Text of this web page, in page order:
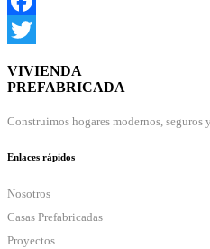
Facebook
VIVIENDA
PREFABRICADA
Construimos hogares modernos,
Enlaces rápidos
Nosotros
Casas Prefabricadas
Proyectos